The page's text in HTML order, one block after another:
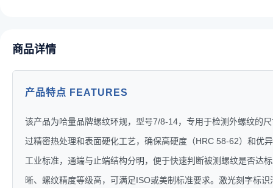
商品详情
产品特点 FEATURES
该产品为哈量品牌螺纹环规，型号7/8-14，专用于检测外螺纹的
过精密热处理和表面硬化工艺，确保高硬度（HRC 58-62）和优
工业标准，通端与止端结构分明，便于快速判断被测螺纹是否达
晰、螺纹精度等级高，可满足ISO或美制标准要求。激光刻字标